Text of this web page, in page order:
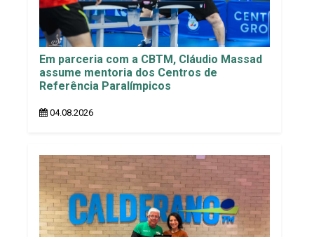
Em parceria com a CBTM, Cláudio Massad
assume mentoria dos Centros de
Referência Paralímpicos
04.08.2026